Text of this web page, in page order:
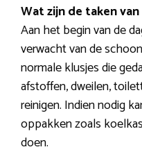
Wat zijn de taken
Aan het begin van de
verwacht van de
normale klusjes die
afstoffen, dweilen,
reinigen. Indien nodig
oppakken zoals
doen.